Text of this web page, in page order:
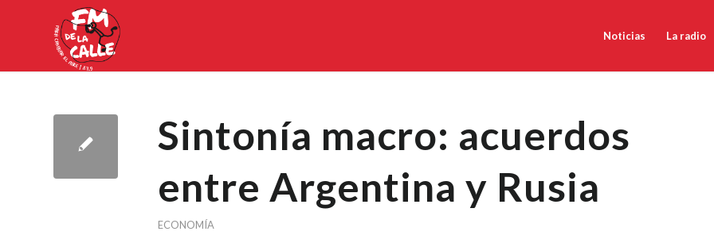
Noticias La radio
Sintonía macro: acuerdos
entre Argentina y Rusia
ECONOMÍA